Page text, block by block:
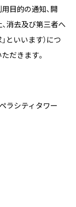
目的の通知、開
消去及び第三者へ
といいます）につ
だきます。
ラシティタワー